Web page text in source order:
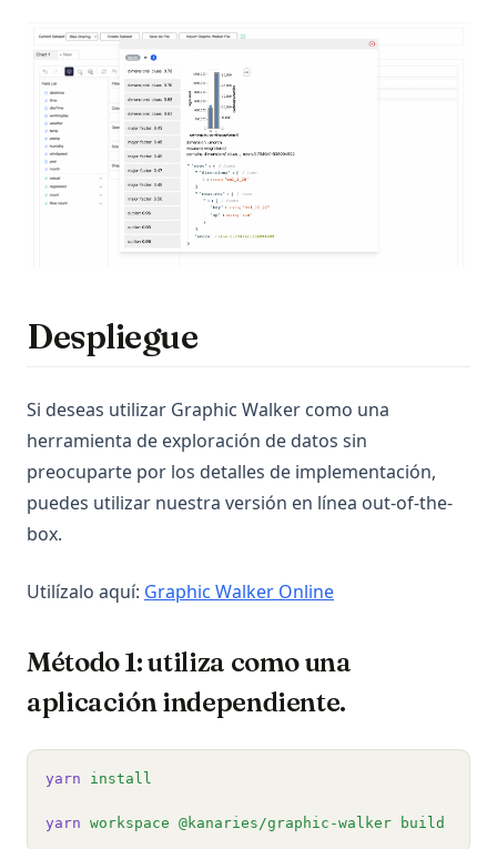
Despliegue
Si deseas utilizar Graphic Walker como una
herramienta de exploración de datos sin
preocuparte por los detalles de implementación,
puedes utilizar nuestra versión en línea out-of-the-
box.
Utilízalo aquí: Graphic Walker Online(opens in a new
Método 1: utiliza como una
aplicación independiente.
yarn install
yarn workspace @kanaries/graphic-walker build